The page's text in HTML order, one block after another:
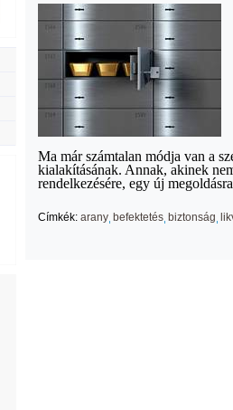
Ma már számtalan módja van a
kialakításának. Annak, akinek
rendelkezésére, egy új
Címkék: arany befektetés biztonság